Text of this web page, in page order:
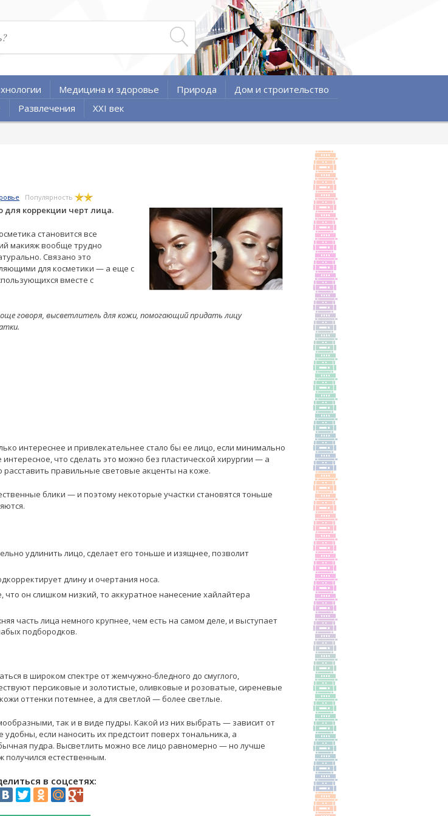
Медицина и здоровье Природа
Дом и строительство
Развлечения XXI век
Популярность
для коррекции черт лица.
становится все
макияж вообще трудно
Связано это
для косметики — а еще с
вместе с
говоря, высветлитель для кожи, помогающий придать лицу
интереснее и привлекательнее стало бы ее лицо, если минимально
что сделать это можно без пластической хирургии — а
правильные световые акценты на коже.
блики — и поэтому некоторые участки становятся тоньше
удлинить лицо, сделает его тоньше и изящнее, позволит
длину и очертания носа.
что он слишком низкий, то аккуратное нанесение хайлайтера
часть лица немного крупнее, чем есть на самом деле, и выступает
подбородков.
в широком спектре от жемчужно-бледного до смуглого,
персиковые и золотистые, оливковые и розоватые, сиреневые
оттенки потемнее, а для светлой — более светлые.
так и в виде пудры. Какой из них выбрать — зависит от
если наносить их предстоит поверх тональника, а
пудра. Высветлить можно все лицо равномерно — но лучше
естественным.
в соцсетях: